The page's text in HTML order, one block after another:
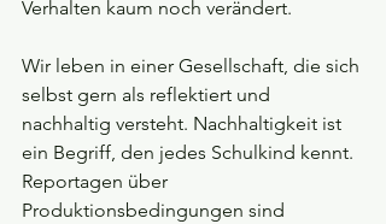
Verhalten kaum noch verändert.
Wir leben in einer Gesellschaft, die sich
selbst gern als reflektiert und
nachhaltig versteht. Nachhaltigkeit ist
ein Begriff, den jedes Schulkind kennt.
Reportagen über
Produktionsbedingungen sind